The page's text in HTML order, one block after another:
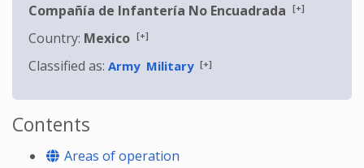
Compañía de Infantería No Encuadrada [+]
Country: Mexico [+]
Classified as: Army Military [+]
Contents
Areas of operation